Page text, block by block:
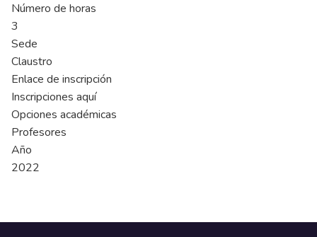
Número de horas
3
Sede
Claustro
Enlace de inscripción
Inscripciones aquí
Opciones académicas
Profesores
Año
2022